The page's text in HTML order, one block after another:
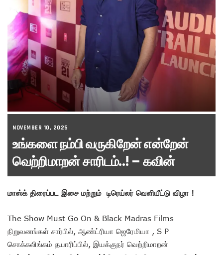
NOVEMBER 10, 2025
உங்களை நம்பி வருகிறேன் என்றேன்
வெற்றிமாறன் சாரிடம்..! – கவின்
மாஸ்க் திரைப்பட இசை மற்றும் டிரெய்லர் வெளியீட்டு விழா !
The Show Must Go On & Black Madras Films
நிறுவனங்கள் சார்பில், ஆண்ட்ரியா ஜெரேமியா , S P
சொக்கலிங்கம் தயாரிப்பில், இயக்குநர் வெற்றிமாறன்